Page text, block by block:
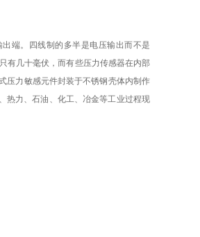
端。四线制的多半是电压输出而不是
有几十毫伏，而有些压力传感器在内部
压力敏感元件封装于不锈钢壳体内制作
热力、石油、化工、冶金等工业过程现